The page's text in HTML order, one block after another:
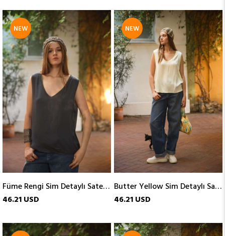
Füme Rengi Sim Detaylı Saten Kolsuz Bluz
46.21 USD
NEW
ITEM
Butter Yellow Sim Detaylı Saten Kolsuz Bluz
46.21 USD
NEW
ITEM